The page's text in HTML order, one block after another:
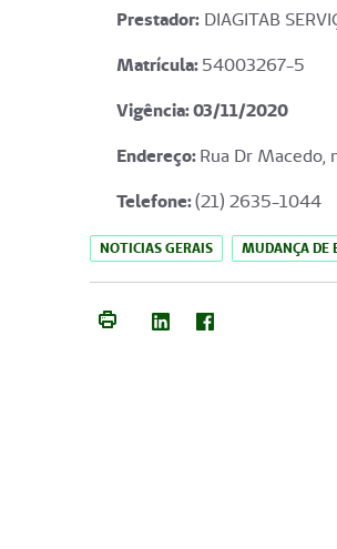
Prestador: DIAGITAB
Matrícula:54003267-5
Vigência: 03/11/2020
Endereço:Rua Dr Macedo,
Telefone:(21) 2635-1044
NOTICIAS GERAIS MUDANÇA DE